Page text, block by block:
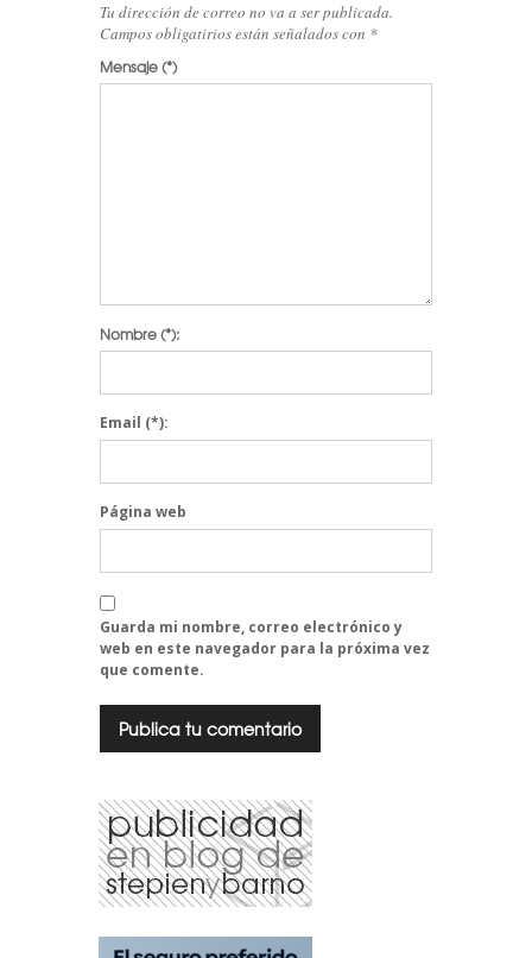
Tu dirección de correo no va a ser publicada.
Campos obligatirios están señalados con *
Mensaje(*)
Nombre(*):
Email (*):
Página web
Guarda mi nombre, correo electrónico y
web en este navegador para la próxima vez
que comente.